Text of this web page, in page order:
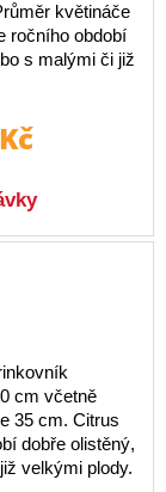
květináče
ročního období
s malými či již
cm včetně
35 cm. Citrus
dobře olistěný,
velkými plody.